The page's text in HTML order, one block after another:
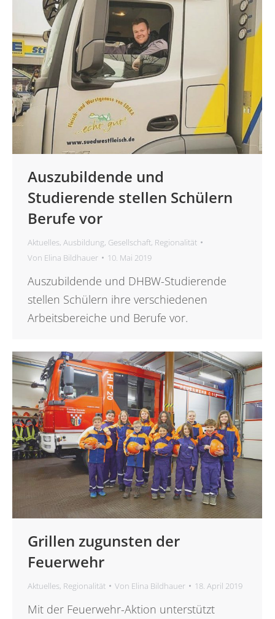
Auszubildende und
Studierende stellen Schülern
Berufe vor
Aktuelles, Ausbildung, Gesellschaft, Regionalität
Von Elina Bildhauer 10. Mai 2019
Auszubildende und DHBW-Studierende
stellen Schülern ihre verschiedenen
Arbeitsbereiche und Berufe vor.
Grillen zugunsten der
Feuerwehr
Aktuelles, Regionalität Von Elina Bildhauer 18. April 2019
Mit der Feuerwehr-Aktion unterstützt